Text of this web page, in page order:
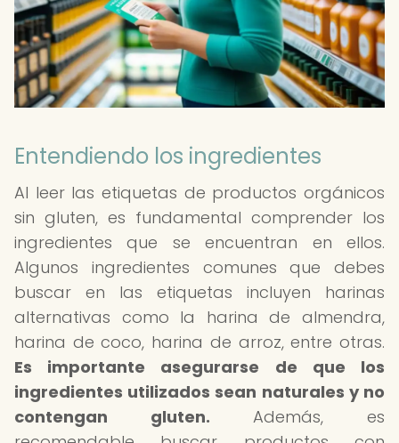
Entendiendo los ingredientes
Al leer las etiquetas de productos orgánicos
sin gluten, es fundamental comprender los
ingredientes que se encuentran en ellos.
Algunos ingredientes comunes que debes
buscar en las etiquetas incluyen harinas
alternativas como la harina de almendra,
harina de coco, harina de arroz, entre otras.
Es importante asegurarse de que los
ingredientes utilizados sean naturales y no
contengan gluten. Además, es